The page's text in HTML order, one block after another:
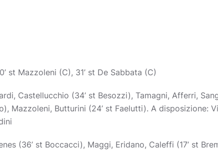
st Mazzoleni (C), 31’ st De Sabbata (C)
Castellucchio (34’ st Besozzi), Tamagni, Afferri,
Mazzoleni, Butturini (24’ st Faelutti). A disposizione:
(36’ st Boccacci), Maggi, Eridano, Caleffi (17’ st